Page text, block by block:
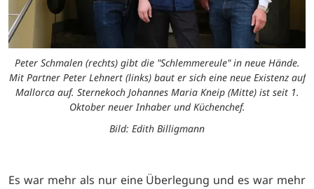
Peter Schmalen (rechts) gibt die "Schlemmereule" in neue Hände.
Mit Partner Peter Lehnert (links) baut er sich eine neue Existenz auf
Mallorca auf. Sternekoch Johannes Maria Kneip (Mitte) ist seit 1.
Oktober neuer Inhaber und Küchenchef.
Bild: Edith Billigmann
Es war mehr als nur eine Überlegung und es war mehr